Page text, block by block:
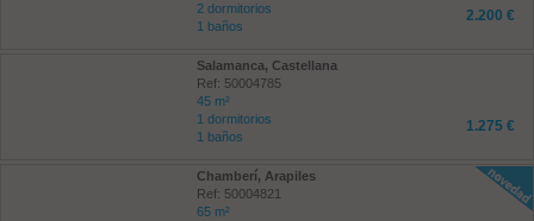
2 dormitorios
1 baños
2.200 €
Salamanca, Castellana
Ref: 50004785
45 m²
1 dormitorios
1 baños
1.275 €
Chamberí, Arapiles
Ref: 50004821
65 m²